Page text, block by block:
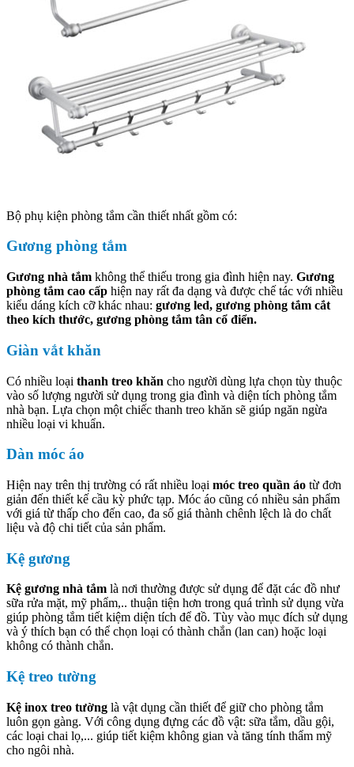
Bộ phụ kiện phòng tắm cần thiết nhất gồm có:
Gương phòng tắm
Gương nhà tắm không thể thiếu trong gia đình hiện nay. Gương
phòng tắm cao cấp hiện nay rất đa dạng và được chế tác với nhiều
kiểu dáng kích cỡ khác nhau: gương led, gương phòng tắm cắt
theo kích thước, gương phòng tắm tân cổ điển.
Giàn vắt khăn
Có nhiều loại thanh treo khăn cho người dùng lựa chọn tùy thuộc
vào số lượng người sử dụng trong gia đình và diện tích phòng tắm
nhà bạn. Lựa chọn một chiếc thanh treo khăn sẽ giúp ngăn ngừa
nhiều loại vi khuẩn.
Dàn móc áo
Hiện nay trên thị trường có rất nhiều loại móc treo quần áo từ đơn
giản đến thiết kế cầu kỳ phức tạp. Móc áo cũng có nhiều sản phẩm
với giá từ thấp cho đến cao, đa số giá thành chênh lệch là do chất
liệu và độ chi tiết của sản phẩm.
Kệ gương
Kệ gương nhà tắm là nơi thường được sử dụng để đặt các đồ như
sữa rửa mặt, mỹ phẩm,.. thuận tiện hơn trong quá trình sử dụng vừa
giúp phòng tắm tiết kiệm diện tích để đồ. Tùy vào mục đích sử dụng
và ý thích bạn có thể chọn loại có thành chắn (lan can) hoặc loại
không có thành chắn.
Kệ treo tường
Kệ inox treo tường là vật dụng cần thiết để giữ cho phòng tắm
luôn gọn gàng. Với công dụng đựng các đồ vật: sữa tắm, dầu gội,
các loại chai lọ,... giúp tiết kiệm không gian và tăng tính thẩm mỹ
cho ngôi nhà.